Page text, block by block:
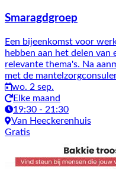
Smaragdgroep
Een bijeenkomst voor
hebben aan het delen van
relevante thema's. Na
met de
wo. 2 sep.
Elke maand
19:30 - 21:30
Van Heeckerenhuis
Gratis